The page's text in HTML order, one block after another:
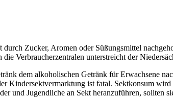
Zucker, Aromen oder Süßungsmittel
Verbraucherzentralen unterstreicht der
dem alkoholischen Getränk für Erwachsene
Kindersektvermarktung ist fatal. Sektkonsum
und Jugendliche an Sekt heranzuführen, sollten